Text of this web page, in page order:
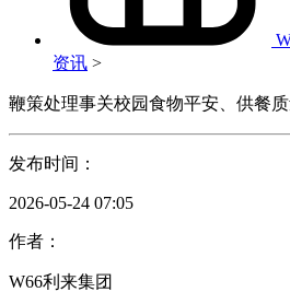
资讯 >
鞭策处理事关校园食物平安、供餐
发布时间：
2026-05-24 07:05
作者：
W66利来集团